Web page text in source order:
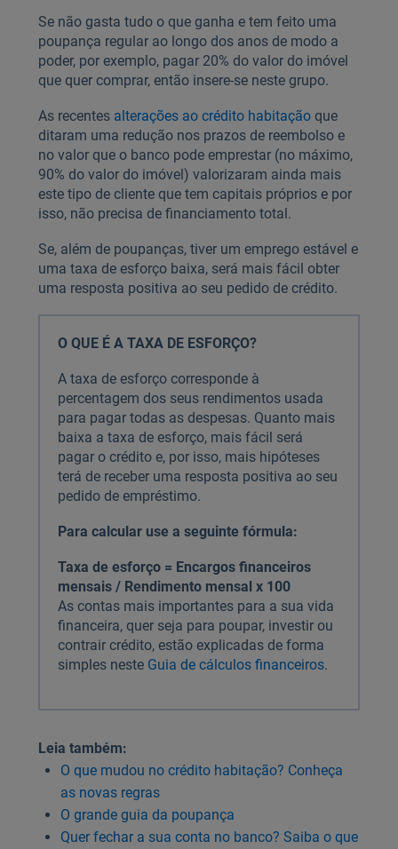
Se não gasta tudo o que ganha e tem feito uma
poupança regular ao longo dos anos de modo a
poder, por exemplo, pagar 20% do valor do imóvel
que quer comprar, então insere-se neste grupo.
As recentes alterações ao crédito habitaçãoque
ditaram uma redução nos prazos de reembolso e
no valor que o banco pode emprestar (no máximo,
90% do valor do imóvel) valorizaram ainda mais
este tipo de cliente que tem capitais próprios e por
isso, não precisa de financiamento total.
Se, além de poupanças, tiver um emprego estável e
uma taxa de esforço baixa, será mais fácil obter
uma resposta positiva ao seu pedido de crédito.
O QUE É A TAXA DE ESFORÇO?
A taxa de esforço corresponde à
percentagem dos seus rendimentos usada
para pagar todas as despesas. Quanto mais
baixa a taxa de esforço, mais fácil será
pagar o crédito e, por isso, mais hipóteses
terá de receber uma resposta positiva ao seu
pedido de empréstimo.
Para calcular use a seguinte fórmula:
Taxa de esforço = Encargos financeiros
mensais / Rendimento mensal x 100
As contas mais importantes para a sua vida
financeira, quer seja para poupar, investir ou
contrair crédito, estão explicadas de forma
simples neste Guia de cálculos financeiros.
Leia também:
O que mudou no crédito habitação? Conheça
as novas regras
O grande guia da poupança
Quer fechar a sua conta no banco? Saiba o que